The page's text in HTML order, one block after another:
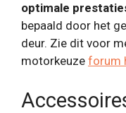
optimale
bepaald door het
deur. Zie dit voor
motorkeuze forum